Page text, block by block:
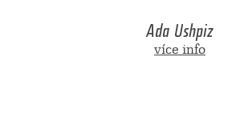
Ada Ushpiz
více info